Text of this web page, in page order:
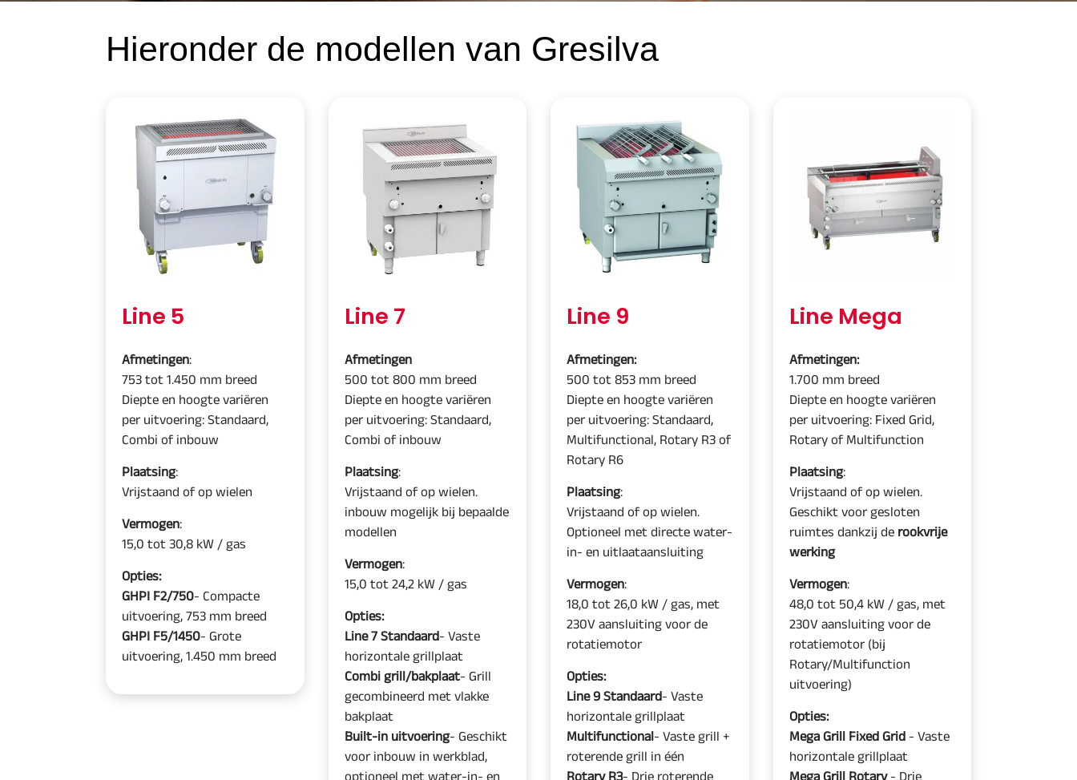
Hieronder de modellen van Gresilva
Line 5
Afmetingen:
753 tot 1.450 mm breed
Diepte en hoogte variëren
per uitvoering: Standaard,
Combi of inbouw
Plaatsing:
Vrijstaand of op wielen
Vermogen:
15,0 tot 30,8 kW / gas
Opties:
GHPI F2/750- Compacte
uitvoering, 753 mm breed
GHPI F5/1450- Grote
uitvoering, 1.450 mm breed
Line 7
Afmetingen
500 tot 800 mm breed
Diepte en hoogte variëren
per uitvoering: Standaard,
Combi of inbouw
Plaatsing:
Vrijstaand of op wielen.
inbouw mogelijk bij bepaalde
modellen
Vermogen:
15,0 tot 24,2 kW / gas
Opties:
Line 7 Standaard- Vaste
horizontale grillplaat
Combi grill/bakplaat- Grill
gecombineerd met vlakke
bakplaat
Built-in uitvoering- Geschikt
voor inbouw in werkblad,
optioneel met water-in- en
Line 9
Afmetingen:
500 tot 853 mm breed
Diepte en hoogte variëren
per uitvoering: Standaard,
Multifunctional, Rotary R3 of
Rotary R6
Plaatsing:
Vrijstaand of op wielen.
Optioneel met directe water-
in- en uitlaataansluiting
Vermogen:
18,0 tot 26,0 kW / gas, met
230V aansluiting voor de
rotatiemotor
Opties:
Line 9 Standaard- Vaste
horizontale grillplaat
Multifunctional- Vaste grill +
roterende grill in één
Rotary R3- Drie roterende
Line Mega
Afmetingen:
1.700 mm breed
Diepte en hoogte variëren
per uitvoering: Fixed Grid,
Rotary of Multifunction
Plaatsing:
Vrijstaand of op wielen.
Geschikt voor gesloten
ruimtes dankzij de rookvrije
werking
Vermogen:
48,0 tot 50,4 kW / gas, met
230V aansluiting voor de
rotatiemotor (bij
Rotary/Multifunction
uitvoering)
Opties:
Mega Grill Fixed Grid- Vaste
horizontale grillplaat
Mega Grill Rotary- Drie